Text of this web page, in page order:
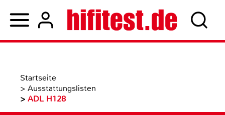
Startseite
> Ausstattungslisten
> ADL H128